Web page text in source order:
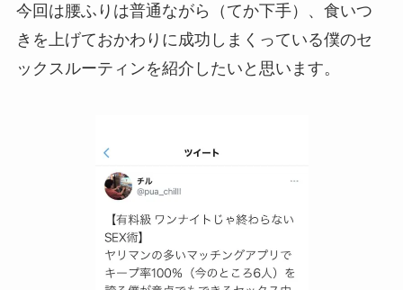
今回は腰ふりは普通ながら（てか下手）、食いつ
きを上げておかわりに成功しまくっている僕のセ
ックスルーティンを紹介したいと思います。